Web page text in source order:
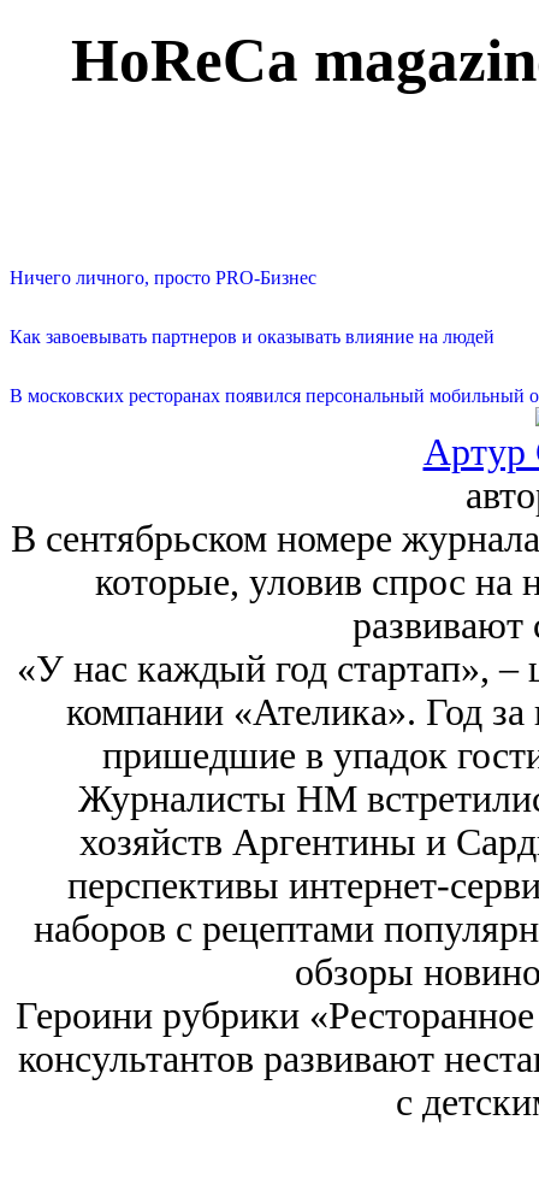
HoReCa
Ничего личного, просто PRO-Бизнес
Как завоевывать партнеров и оказывать влияние на людей
В московских ресторанах появился персональный мобильный
Артур
В сентябрьском номере
которые, уловив спрос на
развивают
«У нас каждый год стартап», –
компании «Ателика». Год
пришедшие в упадок
Журналисты HM
хозяйств Аргентины и
перспективы интернет-
наборов с рецептами
обзоры
Героини рубрики
консультантов развивают
с